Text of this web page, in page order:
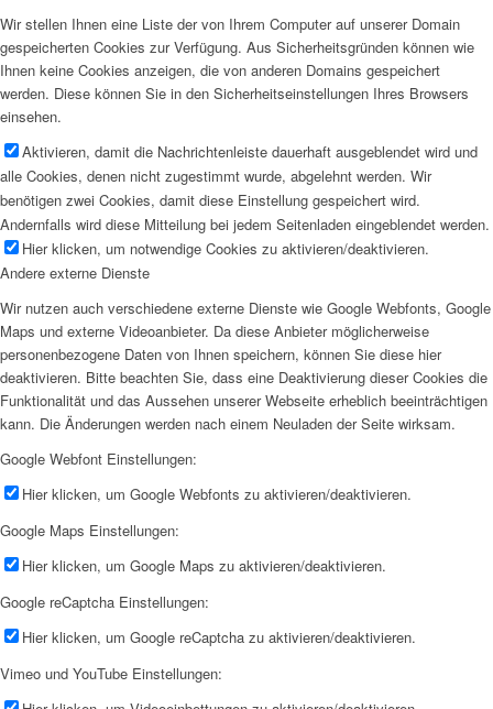
Wir stellen Ihnen eine Liste der von Ihrem Computer auf unserer Domain
gespeicherten Cookies zur Verfügung. Aus Sicherheitsgründen können wie
Ihnen keine Cookies anzeigen, die von anderen Domains gespeichert
werden. Diese können Sie in den Sicherheitseinstellungen Ihres Browsers
einsehen.
Aktivieren, damit die Nachrichtenleiste dauerhaft ausgeblendet wird und
alle Cookies, denen nicht zugestimmt wurde, abgelehnt werden. Wir
benötigen zwei Cookies, damit diese Einstellung gespeichert wird.
Andernfalls wird diese Mitteilung bei jedem Seitenladen eingeblendet werden.
Hier klicken, um notwendige Cookies zu aktivieren/deaktivieren.
Andere externe Dienste
Wir nutzen auch verschiedene externe Dienste wie Google Webfonts, Google
Maps und externe Videoanbieter. Da diese Anbieter möglicherweise
personenbezogene Daten von Ihnen speichern, können Sie diese hier
deaktivieren. Bitte beachten Sie, dass eine Deaktivierung dieser Cookies die
Funktionalität und das Aussehen unserer Webseite erheblich beeinträchtigen
kann. Die Änderungen werden nach einem Neuladen der Seite wirksam.
Google Webfont Einstellungen:
Hier klicken, um Google Webfonts zu aktivieren/deaktivieren.
Google Maps Einstellungen:
Hier klicken, um Google Maps zu aktivieren/deaktivieren.
Google reCaptcha Einstellungen:
Hier klicken, um Google reCaptcha zu aktivieren/deaktivieren.
Vimeo und YouTube Einstellungen: